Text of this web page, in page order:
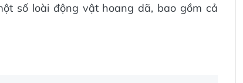
số loài động vật hoang dã, bao gồm cả